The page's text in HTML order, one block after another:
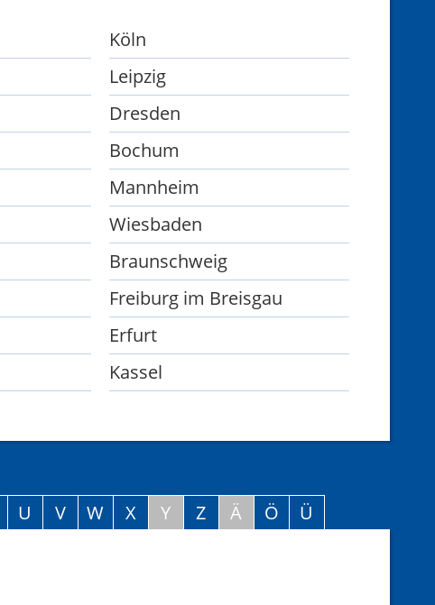
Köln
Leipzig
Dresden
Bochum
Mannheim
Wiesbaden
Braunschweig
Freiburg im Breisgau
Erfurt
Kassel
U V W X Y Z Ä Ö Ü